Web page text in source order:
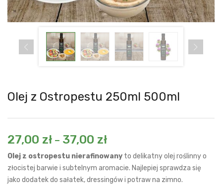
Olej z Ostropestu 250ml 500ml
27,00 zł – 37,00 zł
Olej z ostropestu nierafinowany to delikatny olej roślinny o
złocistej barwie i subtelnym aromacie. Najlepiej sprawdza się
jako dodatek do sałatek, dressingów i potraw na zimno.